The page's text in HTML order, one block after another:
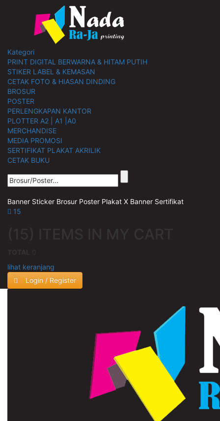
Kategori
PRINT DIGITAL BERWARNA & HITAM PUTIH
STIKER LABEL & KEMASAN
CETAK FOTO & HIASAN DINDING
BROSUR
POSTER
PERLENGKAPAN KANTOR
PLOTTER A2 | A1 |A0
MERCHANDISE
MEDIA PROMOSI
SERTIFIKAT PLAKAT AKRILIK
CETAK BUKU
Banner Sticker Brosur Poster Plakat X Banner Sertifikat
15
lihat keranjang
Login / Register